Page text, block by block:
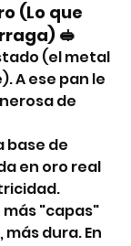
(Lo que
🥪
(el metal
A ese pan le
de
base de
en oro real
más "capas"
dura. En